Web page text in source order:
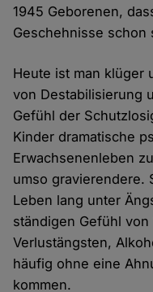
1945 Geborenen,
Geschehnisse
Heute ist man klüger
von Destabilisierung
Gefühl der
Kinder dramatische
Erwachsenenleben
umso gravierendere.
Leben lang unter
ständigen Gefühl
Verlustängsten,
häufig ohne eine
kommen.